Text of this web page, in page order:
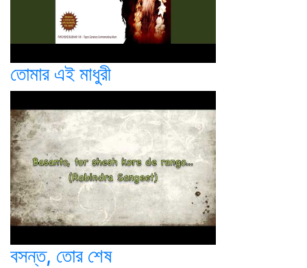
তোমার এই মাধুরী
বসন্ত, তোর শেষ